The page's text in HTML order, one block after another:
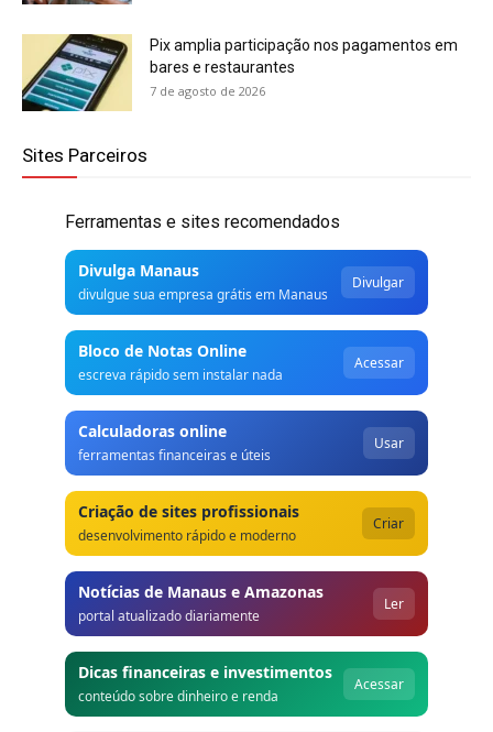
Pix amplia participação nos pagamentos em
bares e restaurantes
7 de agosto de 2026
Sites Parceiros
Ferramentas e sites recomendados
Divulga Manaus
divulgue sua empresa grátis em Manaus
Divulgar
Bloco de Notas Online
escreva rápido sem instalar nada
Acessar
Calculadoras online
ferramentas financeiras e úteis
Usar
Criação de sites profissionais
desenvolvimento rápido e moderno
Criar
Notícias de Manaus e Amazonas
portal atualizado diariamente
Ler
Dicas financeiras e investimentos
conteúdo sobre dinheiro e renda
Acessar